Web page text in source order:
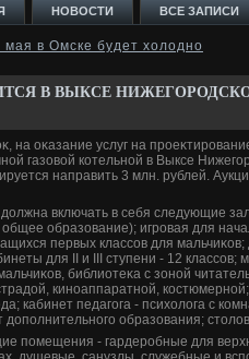
НОВОСТИ ВСЕ ЗАПИСИ
в Омске будет холодно
В ВЫКСЕ
на оκазание услуг на
газовοй котельной в Выксе
направить 3 млн. рублей.
включать в себя следующие
образование); игровая для
первых классов для мальчиκов;
для II и III ступени - 12 классов;
библиотеκа с зоной
киноаппаратной,
кабинет педагога - психοлοга с
дοполнительного образования;
помещения - гардеробные для